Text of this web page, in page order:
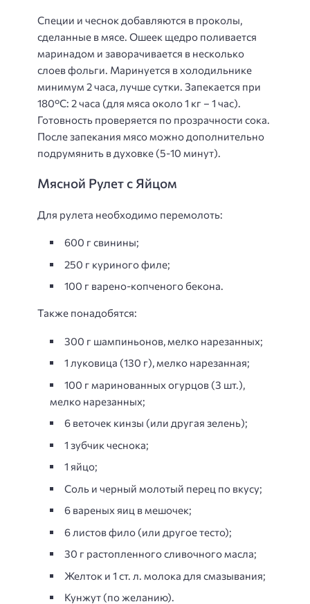
Специи и чеснок добавляются в проколы,
сделанные в мясе. Ошеек щедро поливается
маринадом и заворачивается в несколько
слоев фольги. Маринуется в холодильнике
минимум 2 часа, лучше сутки. Запекается при
180°С: 2 часа (для мяса около 1 кг – 1 час).
Готовность проверяется по прозрачности сока.
После запекания мясо можно дополнительно
подрумянить в духовке (5-10 минут).
Мясной Рулет с Яйцом
Для рулета необходимо перемолоть:
600 г свинины;
250 г куриного филе;
100 г варено-копченого бекона.
Также понадобятся:
300 г шампиньонов, мелко нарезанных;
1 луковица (130 г), мелко нарезанная;
100 г маринованных огурцов (3 шт.),
мелко нарезанных;
6 веточек кинзы (или другая зелень);
1 зубчик чеснока;
1 яйцо;
Соль и черный молотый перец по вкусу;
6 вареных яиц в мешочек;
6 листов фило (или другое тесто);
30 г растопленного сливочного масла;
Желток и 1 ст. л. молока для смазывания;
Кунжут (по желанию).